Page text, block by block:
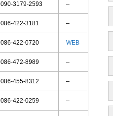
090-3179-2593 –
086-422-3181 –
086-422-0720 WEB
086-472-8989 –
086-455-8312 –
086-422-0259 –